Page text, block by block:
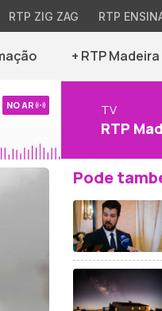
RTP ZIG ZAG RTP
+ RTP Madeira
NO AR TV
RTP
Pode